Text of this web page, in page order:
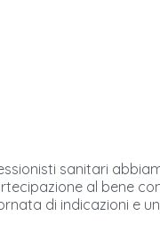
sanitari
al bene
di indicazioni e